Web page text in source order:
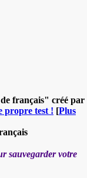
français" créé par
propre test ! [Plus
sauvegarder votre